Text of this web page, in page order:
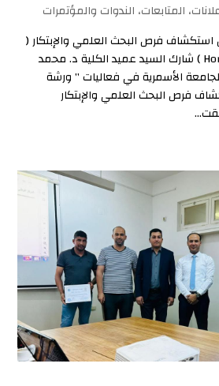
، المتابعات، الندوات والمؤتمرات
فرص البحث العلمي والإبتكار (
أفق اوروبا Horizone Europe ) شارك السيد عميد الكلية د. محمد
الأسمرية في فعاليات ” ورشة
فرص البحث العلمي والإبتكار